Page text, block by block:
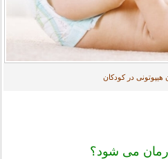
هیپوتونی در کودکان
می شود؟